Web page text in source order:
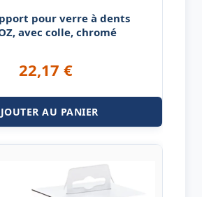
pour verre à dents
avec colle, chromé
22,17 €
AU PANIER